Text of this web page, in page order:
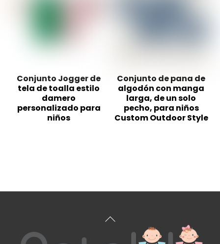
Conjunto Jogger de
tela de toalla estilo
damero
personalizado para
niños
Conjunto de pana de
algodón con manga
larga, de un solo
pecho, para niños
Custom Outdoor Style
Volver